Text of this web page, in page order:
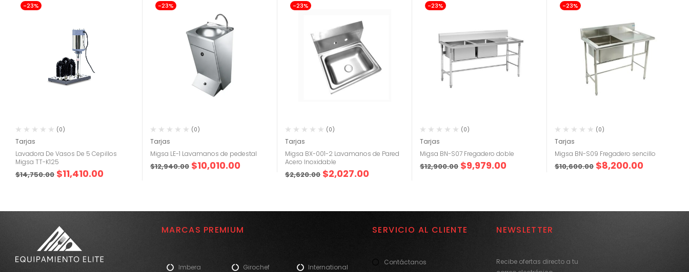
-23%
(0)
Tarjas
Lavadora De Vasos De 5 Cepillos
Migsa TT-K125
$14,750.00 $11,410.00
-23%
(0)
Tarjas
Migsa LE-1 Lavamanos de pedestal
$12,940.00 $10,010.00
-23%
(0)
Tarjas
Migsa BX-001-2 Lavamanos de Pared
Acero Inoxidable
$2,620.00 $2,027.00
-23%
(0)
Tarjas
Migsa BN-S07 Fregadero doble
$12,900.00 $9,979.00
-23%
(0)
Tarjas
Migsa BN-S09 Fregadero sencillo
$10,600.00 $8,200.00
MARCAS PREMIUM
Imbera
Girochef
International
SERVICIO AL CLIENTE
Contáctanos
NEWSLETTER
Recibe ofertas directo a tu